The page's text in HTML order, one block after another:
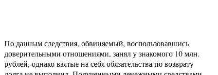
По данным следствия, обвиняемый, воспользовавшись
доверительными отношениями, занял у знакомого 10 млн.
рублей, однако взятые на себя обязательства по возврату